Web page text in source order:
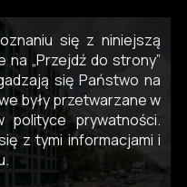
się z niniejszą
„Przejdź do strony”
się Państwo na
były przetwarzane w
prywatności.
z tymi informacjami i